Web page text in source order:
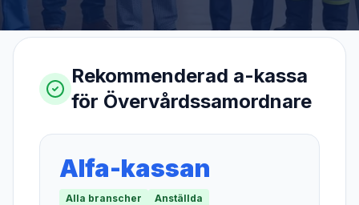
Rekommenderad a-kassa
för Övervårdssamordnare
Alfa-kassan
Alla branscher
Anställda